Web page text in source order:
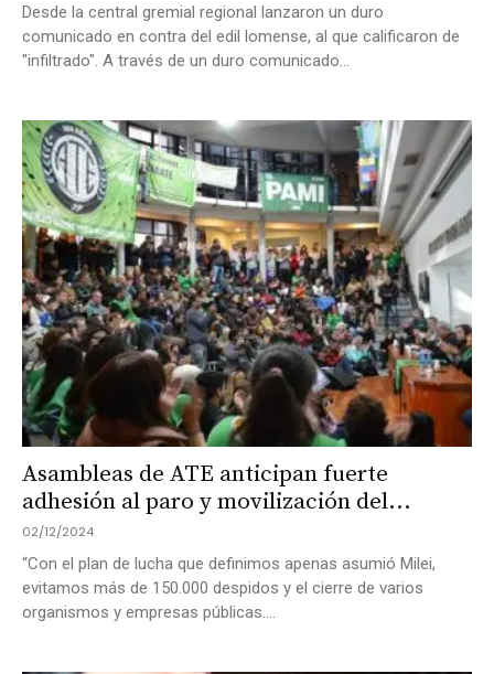
Desde la central gremial regional lanzaron un duro
comunicado en contra del edil lomense, al que calificaron de
"infiltrado". A través de un duro comunicado...
Asambleas de ATE anticipan fuerte
adhesión al paro y movilización del...
02/12/2024
“Con el plan de lucha que definimos apenas asumió Milei,
evitamos más de 150.000 despidos y el cierre de varios
organismos y empresas públicas....